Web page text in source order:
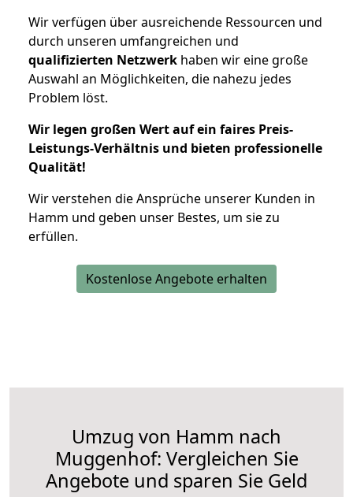
Wir verfügen über ausreichende Ressourcen und
durch unseren umfangreichen und
qualifizierten Netzwerk haben wir eine große
Auswahl an Möglichkeiten, die nahezu jedes
Problem löst.
Wir legen großen Wert auf ein faires Preis-
Leistungs-Verhältnis und bieten professionelle
Qualität!
Wir verstehen die Ansprüche unserer Kunden in
Hamm und geben unser Bestes, um sie zu
erfüllen.
Kostenlose Angebote erhalten
Umzug von Hamm nach
Muggenhof: Vergleichen Sie
Angebote und sparen Sie Geld